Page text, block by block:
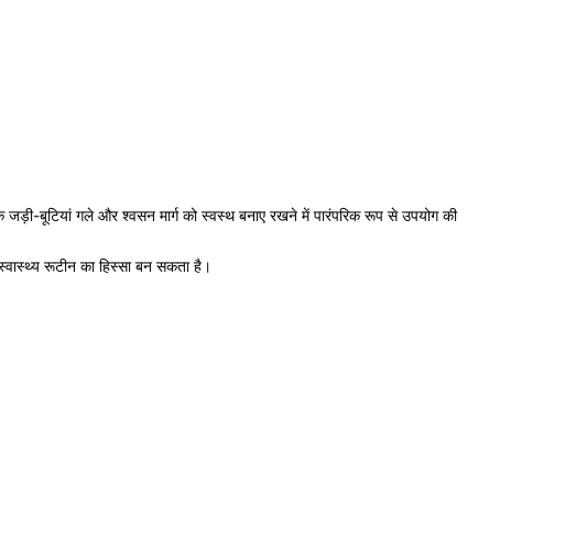
बूटियां गले और श्वसन मार्ग को स्वस्थ बनाए रखने में पारंपरिक रूप से उपयोग की
रूटीन का हिस्सा बन सकता है।